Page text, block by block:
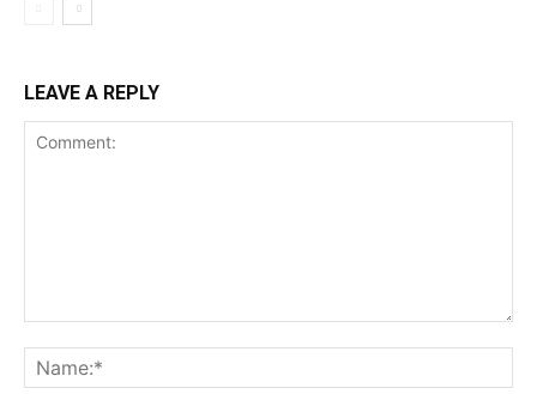
LEAVE A REPLY